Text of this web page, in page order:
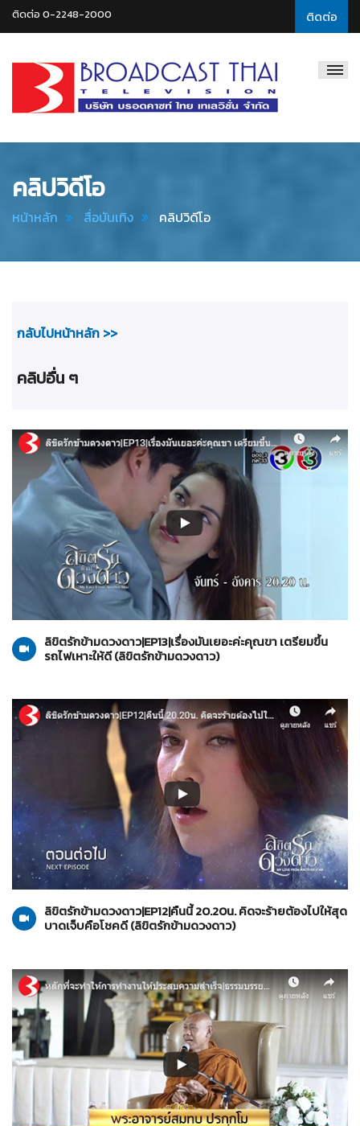
ติดต่อ
ติดต่อ 0-2248-2000
Thai
คลิปวิดีโอ
หน้าหลัก สื่อบันเทิง คลิปวิดีโอ
กลับไปหน้าหลัก >>
คลิปอื่น ๆ
ลิขิตรักข้ามดวงดาว
ลิขิตรักข้ามดวงดาว|EP13|เรื่องมันเยอะค่ะคุณขา เตรียมขึ้น
รถไฟเหาะให้ดี (ลิขิตรักข้ามดวงดาว)
28-10-2562
ลิขิตรักข้ามดวงดาว
ลิขิตรักข้ามดวงดาว|EP12|คืนนี้ 20.20น. คิดจะร้ายต้องไปให้สุด
บาดเจ็บคือโชคดี (ลิขิตรักข้ามดวงดาว)